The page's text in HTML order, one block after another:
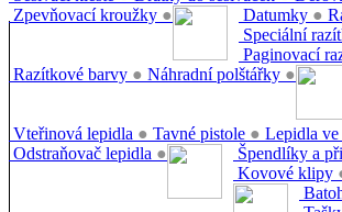
Zpevňovací kroužky ● Datumky ●
Speciální
Paginovací
Razítkové barvy ● Náhradní polštářky ●
Vteřinová lepidla ● Tavné pistole ● Lepidla ve
Odstraňovač lepidla ● Špendlíky a
Kovové klipy